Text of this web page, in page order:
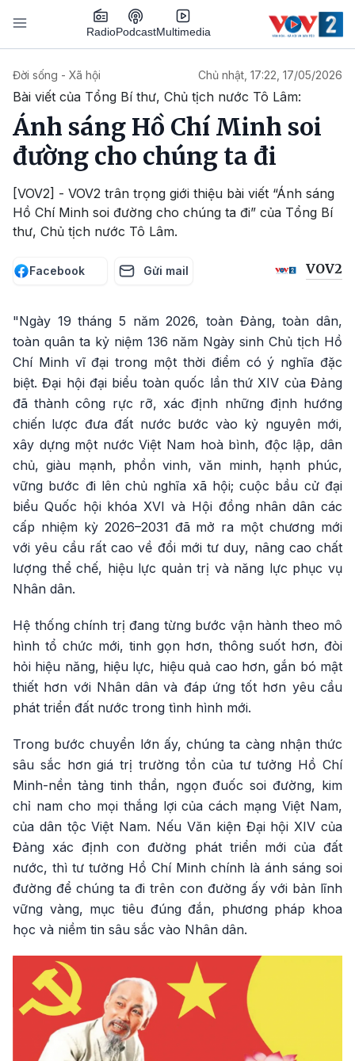
Nhảy đến nội dung
RadioPodcastMultimedia
Đời sống - Xã hội Chủ nhật, 17:22, 17/05/2026
Bài viết của Tổng Bí thư, Chủ tịch nước Tô Lâm:
Ánh sáng Hồ Chí Minh soi
đường cho chúng ta đi
[VOV2] - VOV2 trân trọng giới thiệu bài viết “Ánh sáng
Hồ Chí Minh soi đường cho chúng ta đi” của Tổng Bí
thư, Chủ tịch nước Tô Lâm.
Facebook Gửi mail VOV2
"Ngày 19 tháng 5 năm 2026, toàn Đảng, toàn dân,
toàn quân ta kỷ niệm 136 năm Ngày sinh Chủ tịch Hồ
Chí Minh vĩ đại trong một thời điểm có ý nghĩa đặc
biệt. Đại hội đại biểu toàn quốc lần thứ XIV của Đảng
đã thành công rực rỡ, xác định những định hướng
chiến lược đưa đất nước bước vào kỷ nguyên mới,
xây dựng một nước Việt Nam hoà bình, độc lập, dân
chủ, giàu mạnh, phồn vinh, văn minh, hạnh phúc,
vững bước đi lên chủ nghĩa xã hội; cuộc bầu cử đại
biểu Quốc hội khóa XVI và Hội đồng nhân dân các
cấp nhiệm kỳ 2026–2031 đã mở ra một chương mới
với yêu cầu rất cao về đổi mới tư duy, nâng cao chất
lượng thể chế, hiệu lực quản trị và năng lực phục vụ
Nhân dân.
Hệ thống chính trị đang từng bước vận hành theo mô
hình tổ chức mới, tinh gọn hơn, thông suốt hơn, đòi
hỏi hiệu năng, hiệu lực, hiệu quả cao hơn, gắn bó mật
thiết hơn với Nhân dân và đáp ứng tốt hơn yêu cầu
phát triển đất nước trong tình hình mới.
Trong bước chuyển lớn ấy, chúng ta càng nhận thức
sâu sắc hơn giá trị trường tồn của tư tưởng Hồ Chí
Minh-nền tảng tinh thần, ngọn đuốc soi đường, kim
chỉ nam cho mọi thắng lợi của cách mạng Việt Nam,
của dân tộc Việt Nam. Nếu Văn kiện Đại hội XIV của
Đảng xác định con đường phát triển mới của đất
nước, thì tư tưởng Hồ Chí Minh chính là ánh sáng soi
đường để chúng ta đi trên con đường ấy với bản lĩnh
vững vàng, mục tiêu đúng đắn, phương pháp khoa
học và niềm tin sâu sắc vào Nhân dân.